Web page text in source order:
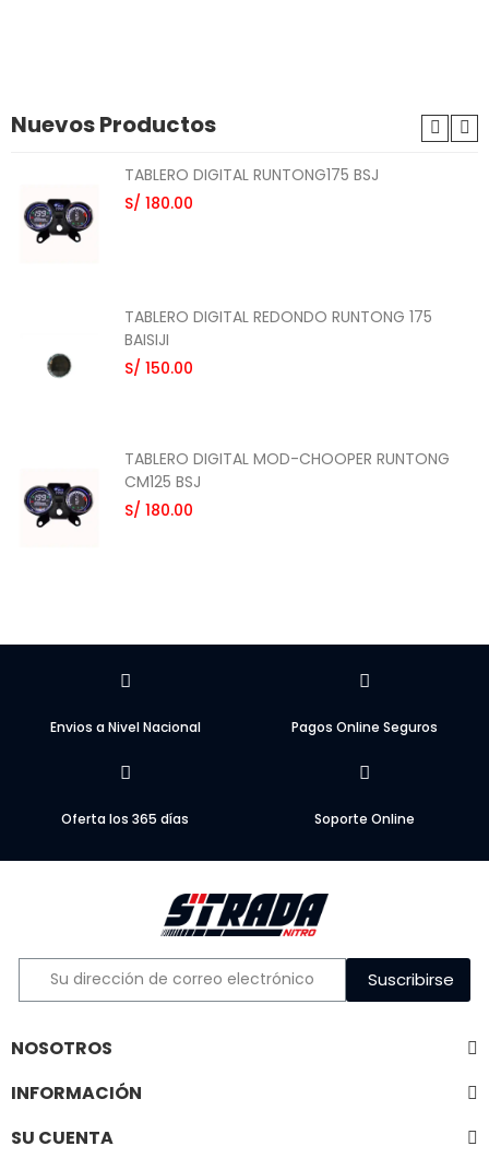
Nuevos Productos
TABLERO DIGITAL RUNTONG175 BSJ
S/ 180.00
TABLERO DIGITAL REDONDO RUNTONG 175
BAISIJI
S/ 150.00
TABLERO DIGITAL MOD-CHOOPER RUNTONG
CM125 BSJ
S/ 180.00
Envios a Nivel Nacional Pagos Online Seguros
Oferta los 365 días Soporte Online
Suscribirse
NOSOTROS
INFORMACIÓN
SU CUENTA